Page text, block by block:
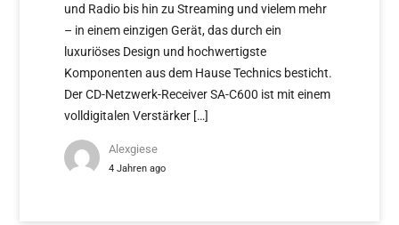
und Radio bis hin zu Streaming und vielem mehr
– in einem einzigen Gerät, das durch ein
luxuriöses Design und hochwertigste
Komponenten aus dem Hause Technics besticht.
Der CD-Netzwerk-Receiver SA-C600 ist mit einem
volldigitalen Verstärker […]
Alexgiese
4 Jahren ago